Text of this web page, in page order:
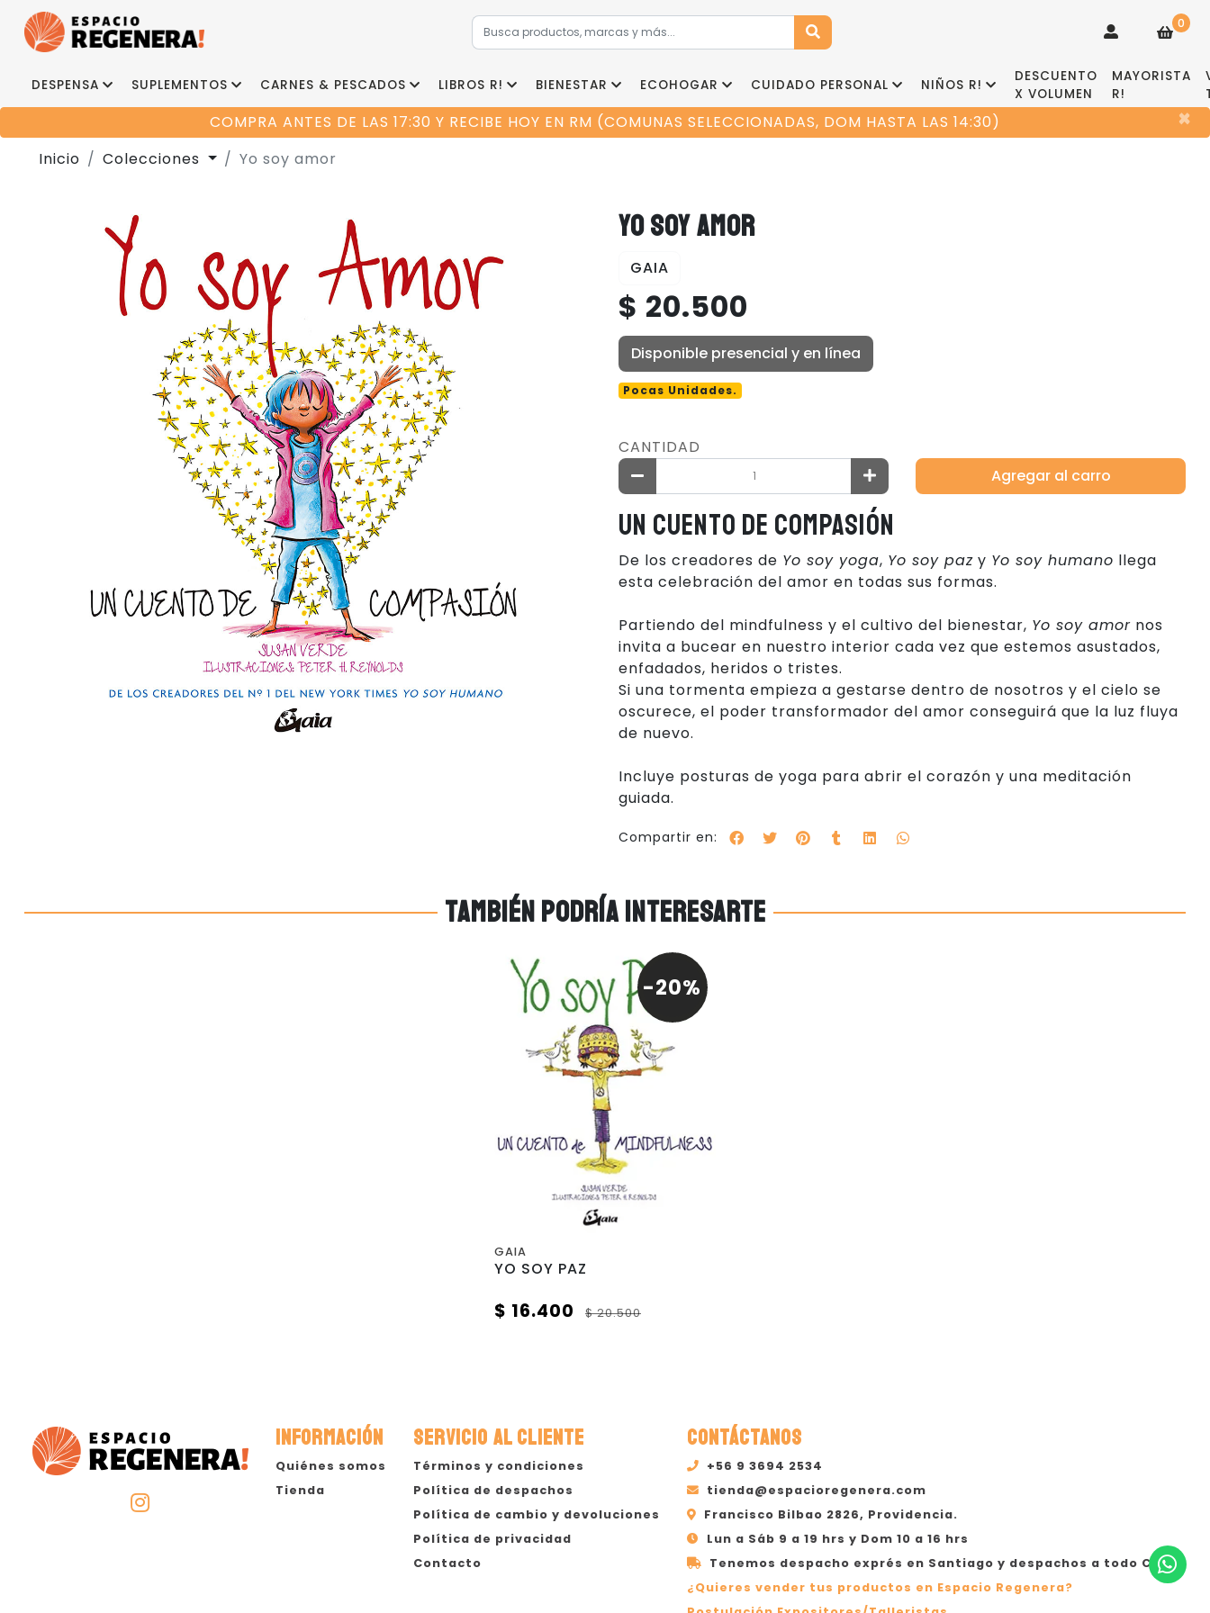
0
DESPENSA SUPLEMENTOS CARNES & PESCADOS LIBROS R! BIENESTAR ECOHOGAR CUIDADO PERSONAL NIÑOS R!
DESCUENTO
X VOLUMEN
MAYORISTA
R!
COMPRA ANTES DE LAS 17:30 Y RECIBE HOY EN RM (COMUNAS SELECCIONADAS, DOM HASTA LAS 14:30) ×
Inicio Colecciones Yo soy amor
YO SOY AMOR
GAIA
$ 20.500
Disponible presencial y en línea
Pocas Unidades.
CANTIDAD
Agregar al carro
Un cuento de compasión
De los creadores de Yo soy yoga, Yo soy paz y Yo soy humano llega
esta celebración del amor en todas sus formas.
Partiendo del mindfulness y el cultivo del bienestar, Yo soy amor nos
invita a bucear en nuestro interior cada vez que estemos asustados,
enfadados, heridos o tristes.
Si una tormenta empieza a gestarse dentro de nosotros y el cielo se
oscurece, el poder transformador del amor conseguirá que la luz fluya
de nuevo.
Incluye posturas de yoga para abrir el corazón y una meditación
guiada.
Compartir en:
También podría interesarte
-20%
GAIA
YO SOY PAZ
$ 16.400 $ 20.500
INFORMACIÓN
Quiénes somos
Tienda
SERVICIO AL CLIENTE
Términos y condiciones
Política de despachos
Política de cambio y devoluciones
Política de privacidad
Contacto
CONTÁCTANOS
+56 9 3694 2534
tienda@espacioregenera.com
Francisco Bilbao 2826, Providencia.
Lun a Sáb 9 a 19 hrs y Dom 10 a 16 hrs
Tenemos despacho exprés en Santiago y despachos a todo Chile
¿Quieres vender tus productos en Espacio Regenera?